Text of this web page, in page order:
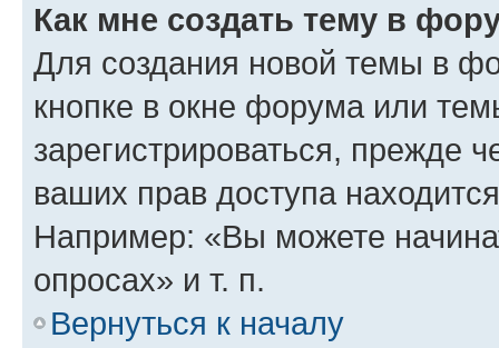
Как мне создать тему в
Для создания новой темы в
кнопке в окне форума или
зарегистрироваться, прежде
ваших прав доступа
Например: «Вы можете
опросах» и т. п.
Вернуться к началу